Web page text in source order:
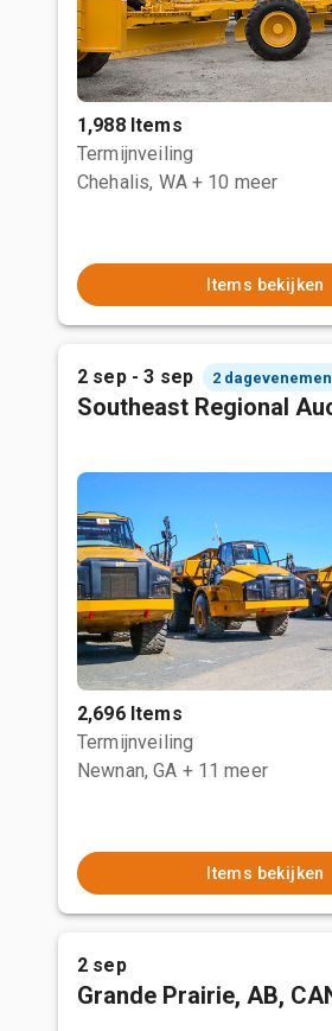
1,988 Items
Termijnveiling
Chehalis, WA + 10 meer
Items bekijken
2 sep - 3 sep 2
Southeast Regional
2,696 Items
Termijnveiling
Newnan, GA + 11 meer
Items bekijken
2 sep
Grande Prairie, AB,